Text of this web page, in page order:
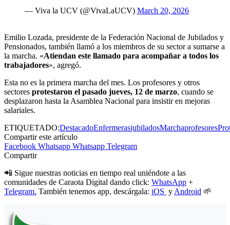
— Viva la UCV (@VivaLaUCV) March 20, 2026
Emilio Lozada, presidente de la Federación Nacional de Jubilados y
Pensionados, también llamó a los miembros de su sector a sumarse a
la marcha. «Atiendan este llamado para acompañar a todos los
trabajadores», agregó.
Esta no es la primera marcha del mes. Los profesores y otros
sectores protestaron el pasado jueves, 12 de marzo, cuando se
desplazaron hasta la Asamblea Nacional para insistir en mejoras
salariales.
ETIQUETADO:DestacadoEnfermerasjubiladosMarchaprofesores
Compartir este artículo
Facebook Whatsapp Whatsapp Telegram
Compartir
📲 Sigue nuestras noticias en tiempo real uniéndote a las
comunidades de Caraota Digital dando click: WhatsApp +
Telegram. También tenemos app, descárgala: iOS y Android 🌱